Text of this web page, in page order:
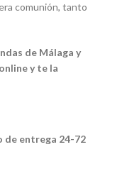
comunión, tanto
de Málaga y
y te la
de entrega 24-72